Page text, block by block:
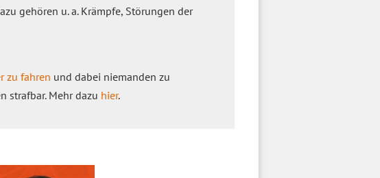
gehören u. a. Krämpfe, Störungen der
zu fahren und dabei niemanden zu
strafbar. Mehr dazu hier.